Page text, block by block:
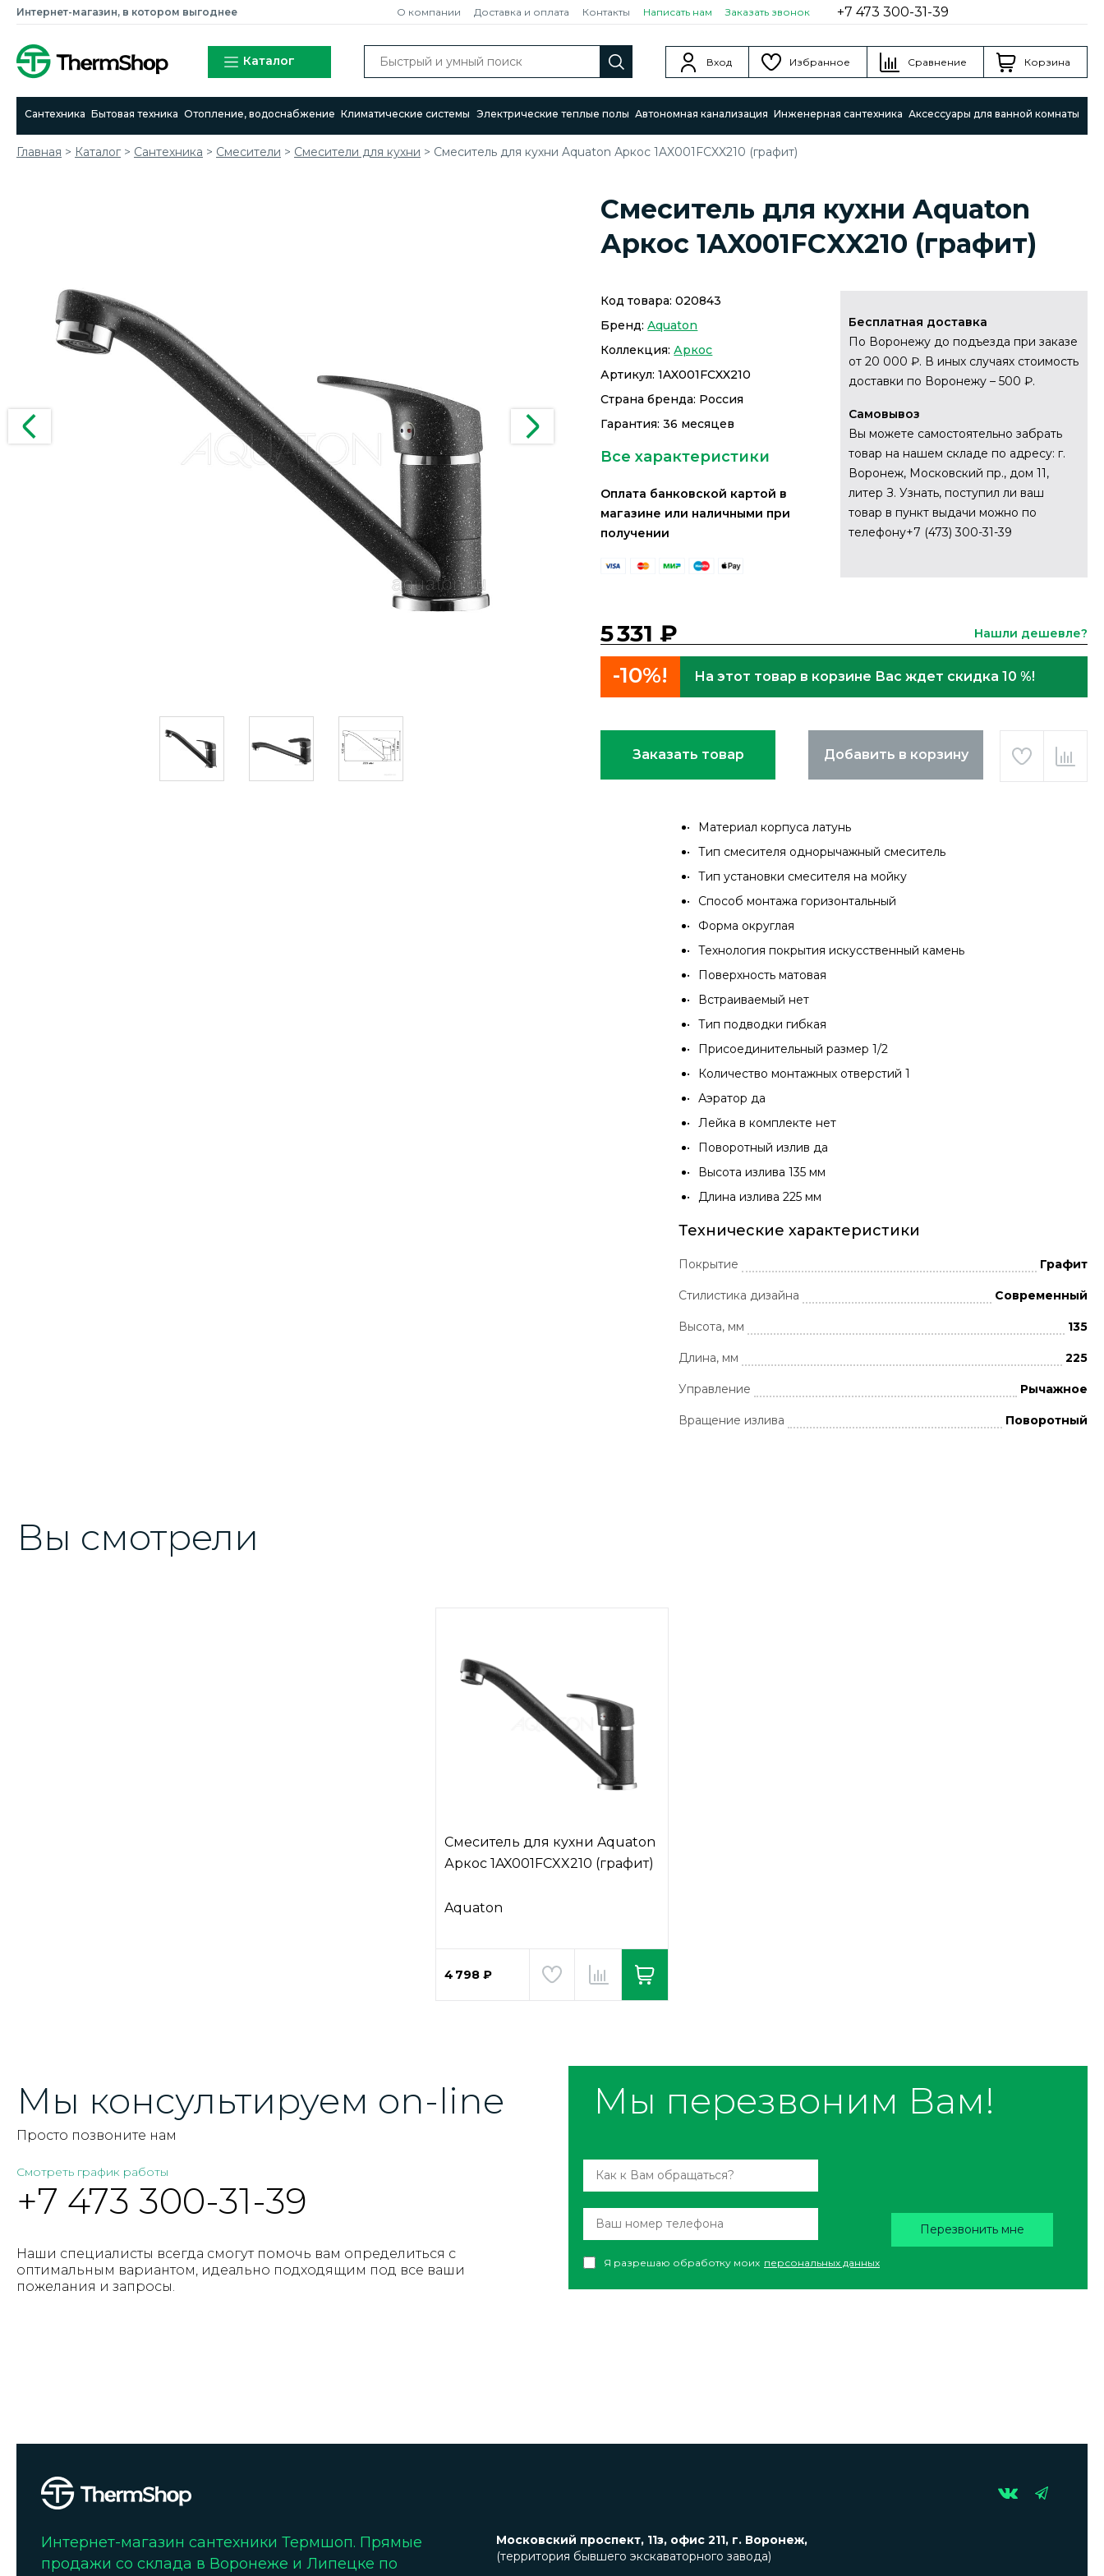
Интернет-магазин, в котором выгоднее О компании Доставка и оплата Контакты Написать нам Заказать звонок +7 473 300-31-39
Каталог Вход Избранное Сравнение Корзина
Сантехника Бытовая техника Отопление, водоснабжение Климатические системы Электрические теплые полы Автономная канализация Инженерная сантехника Аксессуары для ванной комнаты
Главная > Каталог > Сантехника > Смесители > Cмесители для кухни > Смеситель для кухни Aquaton Аркос 1AX001FCXX210 (графит)
Смеситель для кухни Aquaton
Аркос 1AX001FCXX210 (графит)
Код товара:020843
Бренд:Aquaton
Коллекция:Аркос
Артикул:1AX001FCXX210
Страна бренда: Россия
Гарантия: 36 месяцев
Все характеристики
Оплата банковской картой в
магазине или наличными при
получении
Бесплатная доставка
По Воронежу до подъезда при заказе
от 20 000 ₽. В иных случаях стоимость
доставки по Воронежу – 500 ₽.
Самовывоз
Вы можете самостоятельно забрать
товар на нашем складе по адресу: г.
Воронеж, Московский пр., дом 11,
литер З. Узнать, поступил ли ваш
товар в пункт выдачи можно по
телефону+7 (473) 300-31-39
5 331 ₽ Нашли дешевле?
-10%! На этот товар в корзине Вас ждет скидка 10 %!
Заказать товар Добавить в корзину
Материал корпуса латунь
Тип смесителя однорычажный смеситель
Тип установки смесителя на мойку
Способ монтажа горизонтальный
Форма округлая
Технология покрытия искусственный камень
Поверхность матовая
Встраиваемый нет
Тип подводки гибкая
Присоединительный размер 1/2
Количество монтажных отверстий 1
Аэратор да
Лейка в комплекте нет
Поворотный излив да
Высота излива 135 мм
Длина излива 225 мм
Технические характеристики
Покрытие Графит
Стилистика дизайна Современный
Высота, мм 135
Длина, мм 225
Управление Рычажное
Вращение излива Поворотный
Вы смотрели
Смеситель для кухни Aquaton
Аркос 1AX001FCXX210 (графит)
Aquaton
4 798 ₽
Мы консультируем on-line
Просто позвоните нам
Смотреть график работы
+7 473 300-31-39
Наши специалисты всегда смогут помочь вам определиться с
оптимальным вариантом, идеально подходящим под все ваши
пожелания и запросы.
Мы перезвоним Вам!
Я разрешаю обработку моих персональных данных
Перезвонить мне
Интернет-магазин сантехники Термшоп. Прямые
продажи со склада в Воронеже и Липецке по
Московский проспект, 11з, офис 211, г. Воронеж,
(территория бывшего экскаваторного завода)